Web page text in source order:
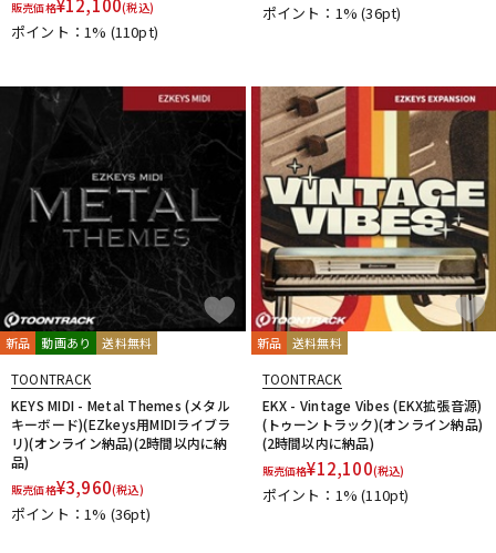
配信/ライブ機器 楽器アクセサリ
中古 ヴィンテージ
販売価格 (税込)
ポイント：1% (110pt)
ポイント：1%(36pt)
新品 動画あり 送料無料
TOONTRACK
KEYS MIDI - Metal Themes (メタル
キーボード)(EZkeys用MIDIライブラ
リ)(オンライン納品)(2時間以内に納
品)
販売価格¥3,960(税込)
ポイント：1% (36pt)
新品 送料無料
TOONTRACK
EKX - Vintage Vibes (EKX拡張音源)
(トゥーントラック)(オンライン納品)
(2時間以内に納品)
販売価格¥12,100(税込)
ポイント：1%(110pt)